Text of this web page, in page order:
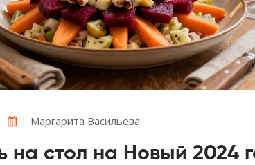
Маргарита Васильева
на стол на Новый 2024